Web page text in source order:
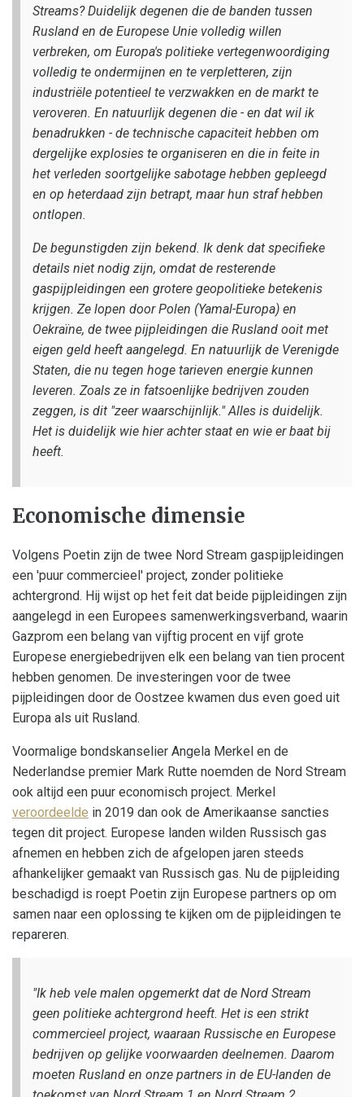
Streams? Duidelijk degenen die de banden tussen
Rusland en de Europese Unie volledig willen
verbreken, om Europa's politieke vertegenwoordiging
volledig te ondermijnen en te verpletteren, zijn
industriële potentieel te verzwakken en de markt te
veroveren. En natuurlijk degenen die - en dat wil ik
benadrukken - de technische capaciteit hebben om
dergelijke explosies te organiseren en die in feite in
het verleden soortgelijke sabotage hebben gepleegd
en op heterdaad zijn betrapt, maar hun straf hebben
ontlopen.
De begunstigden zijn bekend. Ik denk dat specifieke
details niet nodig zijn, omdat de resterende
gaspijpleidingen een grotere geopolitieke betekenis
krijgen. Ze lopen door Polen (Yamal-Europa) en
Oekraïne, de twee pijpleidingen die Rusland ooit met
eigen geld heeft aangelegd. En natuurlijk de Verenigde
Staten, die nu tegen hoge tarieven energie kunnen
leveren. Zoals ze in fatsoenlijke bedrijven zouden
zeggen, is dit "zeer waarschijnlijk." Alles is duidelijk.
Het is duidelijk wie hier achter staat en wie er baat bij
heeft.
Economische dimensie
Volgens Poetin zijn de twee Nord Stream gaspijpleidingen
een 'puur commercieel' project, zonder politieke
achtergrond. Hij wijst op het feit dat beide pijpleidingen zijn
aangelegd in een Europees samenwerkingsverband, waarin
Gazprom een belang van vijftig procent en vijf grote
Europese energiebedrijven elk een belang van tien procent
hebben genomen. De investeringen voor de twee
pijpleidingen door de Oostzee kwamen dus even goed uit
Europa als uit Rusland.
Voormalige bondskanselier Angela Merkel en de
Nederlandse premier Mark Rutte noemden de Nord Stream
ook altijd een puur economisch project. Merkel
veroordeelde in 2019 dan ook de Amerikaanse sancties
tegen dit project. Europese landen wilden Russisch gas
afnemen en hebben zich de afgelopen jaren steeds
afhankelijker gemaakt van Russisch gas. Nu de pijpleiding
beschadigd is roept Poetin zijn Europese partners op om
samen naar een oplossing te kijken om de pijpleidingen te
repareren.
"Ik heb vele malen opgemerkt dat de Nord Stream
geen politieke achtergrond heeft. Het is een strikt
commercieel project, waaraan Russische en Europese
bedrijven op gelijke voorwaarden deelnemen. Daarom
moeten Rusland en onze partners in de EU-landen de